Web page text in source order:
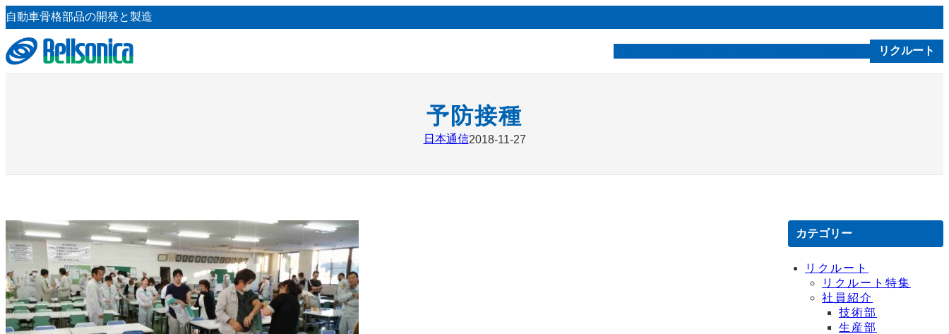
内
容
を
ス
キ
自動車骨格部品の開発と製造
リクルート
予防接種
日本通信2018-11-27
カテゴリー
リクルート
リクルート特集
社員紹介
技術部
生産部